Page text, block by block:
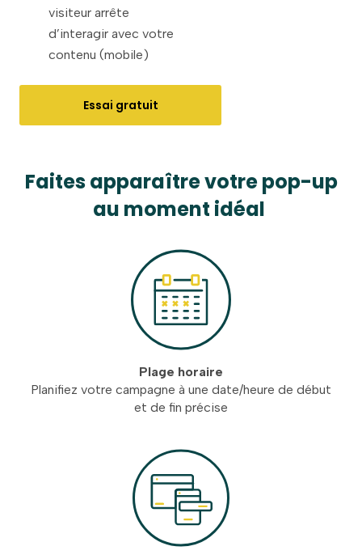
visiteur arrête
d’interagir avec votre
contenu (mobile)
Essai gratuit
Faites apparaître votre pop-up
au moment idéal
Plage horaire
Planifiez votre campagne à une date/heure de début
et de fin précise